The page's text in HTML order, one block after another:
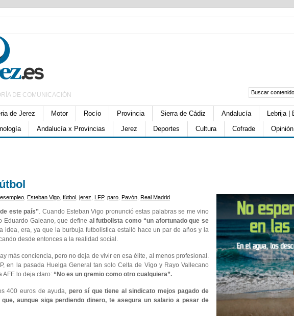
DE COMUNICACIÓN
de Jerez Motor Rocío Provincia Sierra de Cádiz Andalucía
Lebrija |
Andalucía x Provincias Jerez Deportes Cultura Cofrade Opinión
Esteban Vigo fútbol jerez LFP, paro Pavón Real Madrid
este país”. Cuando Esteban Vigo pronunció estas palabras se me vino
Eduardo Galeano, que define al futbolista como “un afortunado que se
idea, era, ya que la burbuja futbolística estalló hace un par de años y la
desde entonces a la realidad social.
más conciencia, pero no deja de vivir en esa élite, al menos profesional.
en la pasada Huelga General tan solo Celta de Vigo y Rayo Vallecano
AFE lo deja claro: “No es un gremio como otro cualquiera”.
400 euros de ayuda, pero sí que tiene al sindicato mejos pagado de
aunque siga perdiendo dinero, te asegura un salario a pesar de